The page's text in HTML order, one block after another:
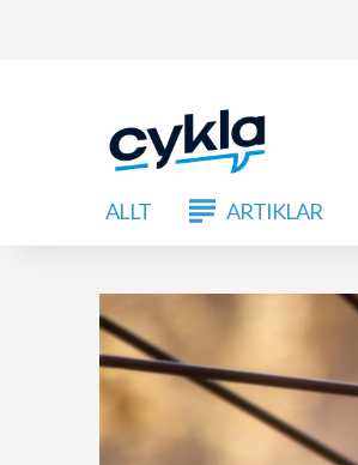
ALLT ARTIKLAR